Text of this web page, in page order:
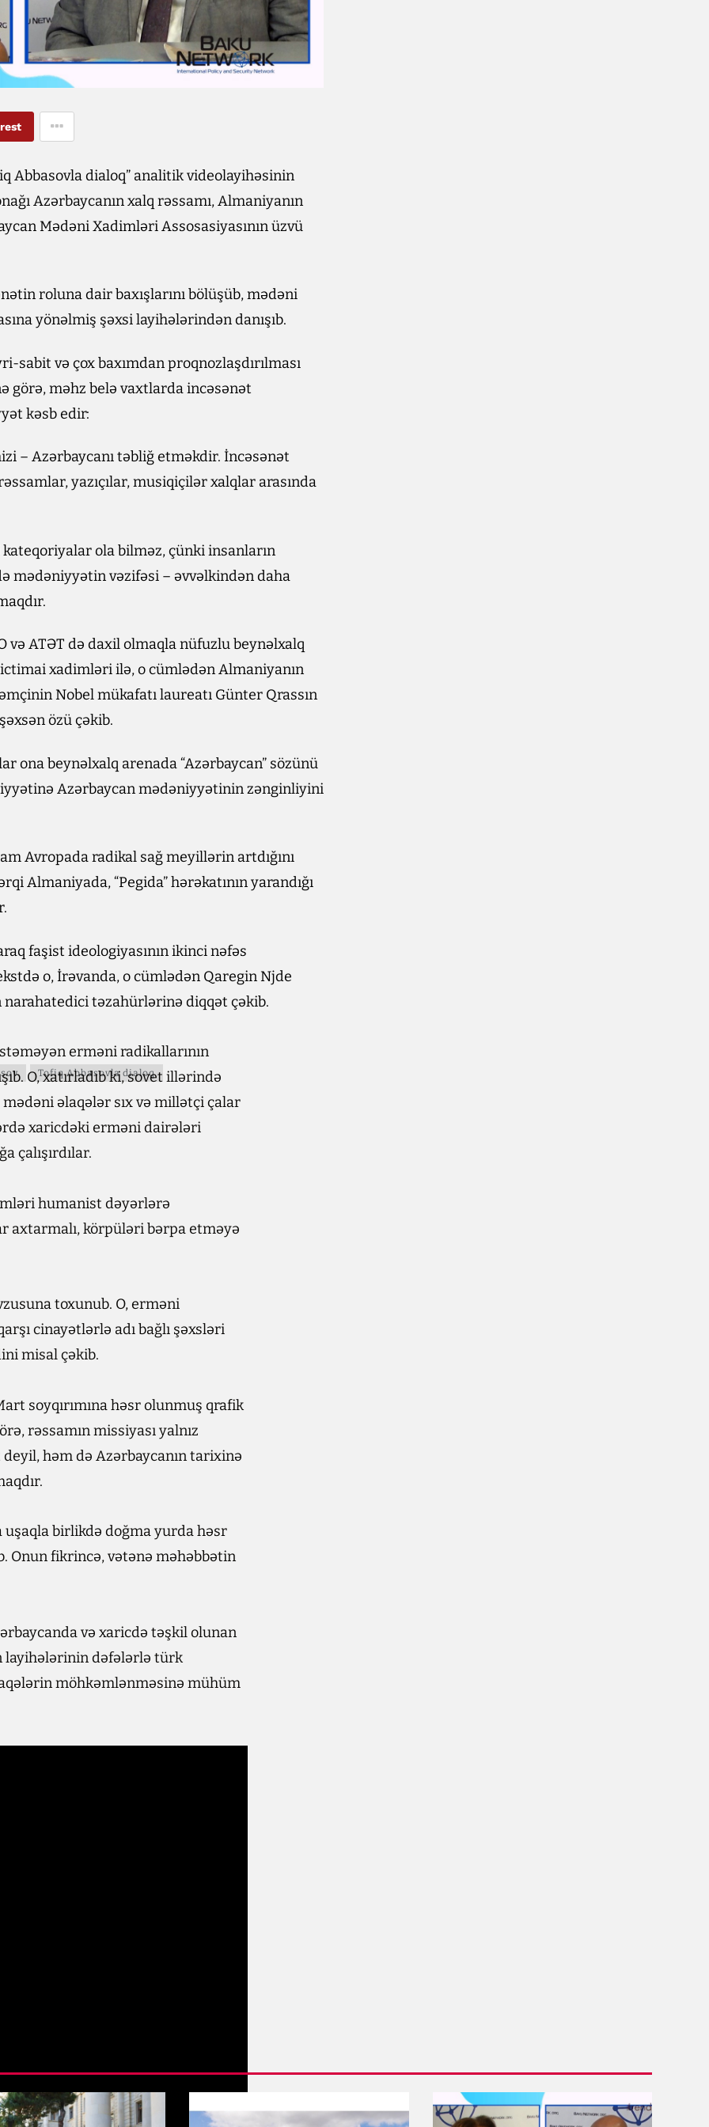
Abbasovla dialoq” analitik videolayihəsinin
Azərbaycanın xalq rəssamı, Almaniyanın
Mədəni Xadimləri Assosasiyasının üzvü
roluna dair baxışlarını bölüşüb, mədəni
yönəlmiş şəxsi layihələrindən danışıb.
və çox baxımdan proqnozlaşdırılması
görə, məhz belə vaxtlarda incəsənət
kəsb edir:
– Azərbaycanı təbliğ etməkdir. İncəsənət
yazıçılar, musiqiçilər xalqlar arasında
ola bilməz, çünki insanların
mədəniyyətin vəzifəsi – əvvəlkindən daha
və ATƏT də daxil olmaqla nüfuzlu beynəlxalq
xadimləri ilə, o cümlədən Almaniyanın
Nobel mükafatı laureatı Günter Qrassın
özü çəkib.
ona beynəlxalq arenada “Azərbaycan” sözünü
Azərbaycan mədəniyyətinin zənginliyini
Avropada radikal sağ meyillərin artdığını
Almaniyada, “Pegida” hərəkatının yarandığı
faşist ideologiyasının ikinci nəfəs
o, İrəvanda, o cümlədən Qaregin Njde
təzahürlərinə diqqət çəkib.
erməni radikallarının
O, xatırladıb ki, sovet illərində
əlaqələr sıx və millətçi çalar
xaricdəki erməni dairələri
çalışırdılar.
humanist dəyərlərə
axtarmalı, körpüləri bərpa etməyə
toxunub. O, erməni
cinayətlərlə adı bağlı şəxsləri
misal çəkib.
soyqırımına həsr olunmuş qrafik
rəssamın missiyası yalnız
həm də Azərbaycanın tarixinə
uşaqla birlikdə doğma yurda həsr
Onun fikrincə, vətənə məhəbbətin
və xaricdə təşkil olunan
layihələrinin dəfələrlə türk
möhkəmlənməsinə mühüm
Tofiq Abbasovla dialoq